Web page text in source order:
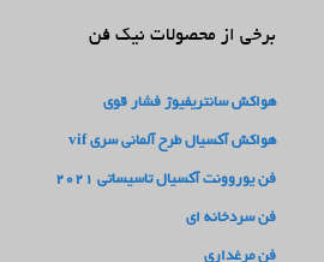
برخی از محصولات نیک فن
هواکش سانتریفیوژ فشار قوی
هواکش آکسیال طرح آلمانی سری vif
فن یوروونت آکسیال تاسیساتی 2021
فن سردخانه ای
فن مرغداری